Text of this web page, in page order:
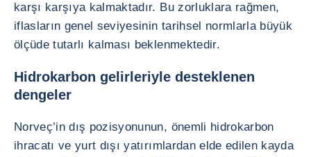
karşı karşıya kalmaktadır. Bu zorluklara rağmen,
iflasların genel seviyesinin tarihsel normlarla büyük
ölçüde tutarlı kalması beklenmektedir.
Hidrokarbon gelirleriyle desteklenen
dengeler
Norveç’in dış pozisyonunun, önemli hidrokarbon
ihracatı ve yurt dışı yatırımlardan elde edilen kayda